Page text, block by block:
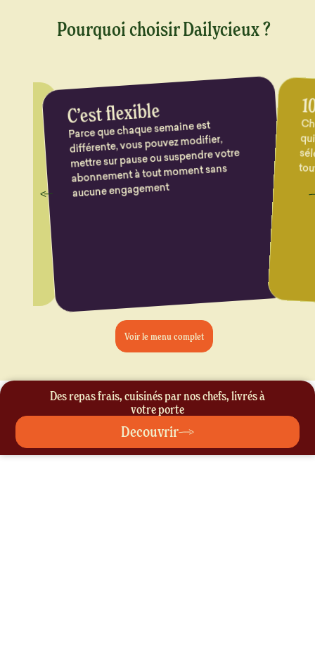
Pourquoi choisir Dailycieux ?
C’est flexible
Parce que chaque semaine est
différente, vous pouvez modifier,
mettre sur pause ou suspendre votre
abonnement à tout moment sans
aucune engagement
Voir le menu complet
Des repas frais, cuisinés par nos chefs, livrés à
votre porte
Decouvrir